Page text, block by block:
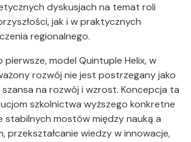
dyskusjach na temat roli
jak i w praktycznych
regionalnego.
pierwsze, model Quintuple Helix, w
rozwój nie jest postrzegany jako
na rozwój i wzrost. Koncepcja ta
szkolnictwa wyższego konkretne
stabilnych mostów między nauką a
przekształcanie wiedzy w innowacje,